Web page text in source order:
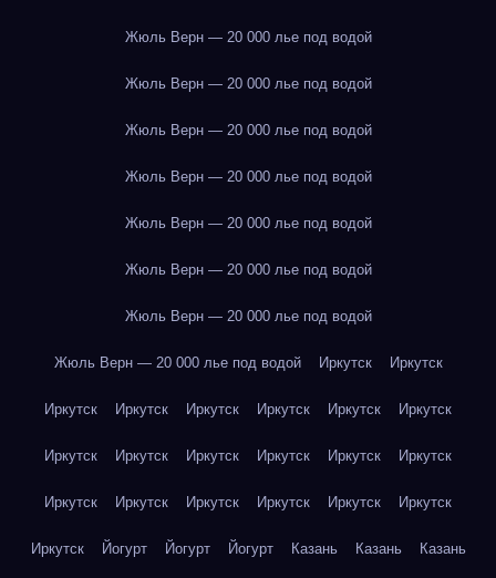
Жюль Верн — 20 000 лье под водой
Жюль Верн — 20 000 лье под водой
Жюль Верн — 20 000 лье под водой
Жюль Верн — 20 000 лье под водой
Жюль Верн — 20 000 лье под водой
Жюль Верн — 20 000 лье под водой
Жюль Верн — 20 000 лье под водой
Жюль Верн — 20 000 лье под водой Иркутск Иркутск
Иркутск Иркутск Иркутск Иркутск Иркутск Иркутск
Иркутск Иркутск Иркутск Иркутск Иркутск Иркутск
Иркутск Иркутск Иркутск Иркутск Иркутск Иркутск
Иркутск Йогурт Йогурт Йогурт Казань Казань Казань